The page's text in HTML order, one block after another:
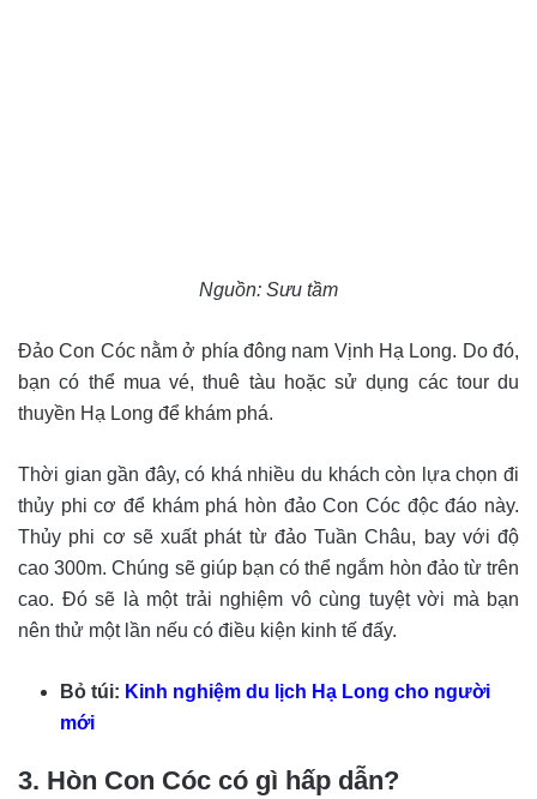
Nguồn: Sưu tầm
Đảo Con Cóc nằm ở phía đông nam Vịnh Hạ Long. Do đó,
bạn có thể mua vé, thuê tàu hoặc sử dụng các tour du
thuyền Hạ Long để khám phá.
Thời gian gần đây, có khá nhiều du khách còn lựa chọn đi
thủy phi cơ để khám phá hòn đảo Con Cóc độc đáo này.
Thủy phi cơ sẽ xuất phát từ đảo Tuần Châu, bay với độ
cao 300m. Chúng sẽ giúp bạn có thể ngắm hòn đảo từ trên
cao. Đó sẽ là một trải nghiệm vô cùng tuyệt vời mà bạn
nên thử một lần nếu có điều kiện kinh tế đấy.
Bỏ túi: Kinh nghiệm du lịch Hạ Long cho người
mới
3. Hòn Con Cóc có gì hấp dẫn?